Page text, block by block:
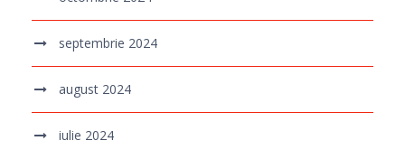
septembrie 2024
august 2024
iulie 2024